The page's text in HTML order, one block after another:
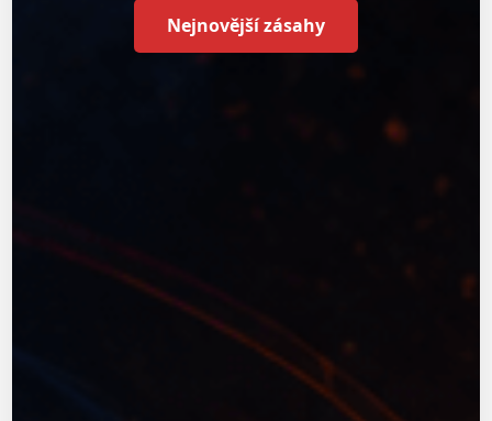
Nejnovější zásahy